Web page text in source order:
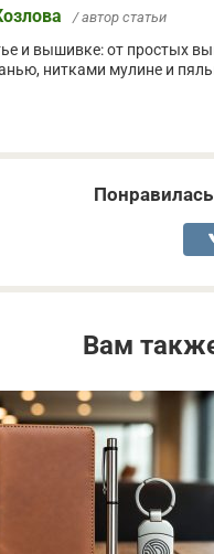
/ автор статьи
и вышивке: от простых
нитками мулине и
Вам